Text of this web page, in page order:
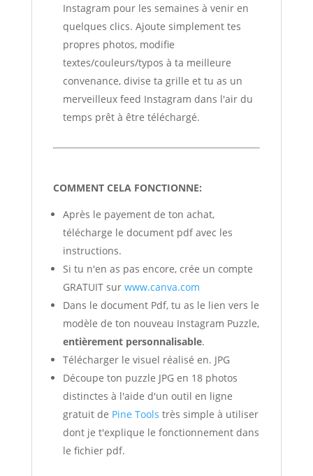
Instagram pour les semaines à venir en
quelques clics. Ajoute simplement tes
propres photos, modifie
textes/couleurs/typos à ta meilleure
convenance, divise ta grille et tu as un
merveilleux feed Instagram dans l'air du
temps prêt à être téléchargé.
COMMENT CELA FONCTIONNE:
Après le payement de ton achat,
télécharge le document pdf avec les
instructions.
Si tu n'en as pas encore, crée un compte
GRATUIT sur www.canva.com
Dans le document Pdf, tu as le lien vers le
modèle de ton nouveau Instagram Puzzle,
entièrement personnalisable.
Télécharger le visuel réalisé en. JPG
Découpe ton puzzle JPG en 18 photos
distinctes à l'aide d'un outil en ligne
gratuit de Pine Tools très simple à utiliser
dont je t'explique le fonctionnement dans
le fichier pdf.